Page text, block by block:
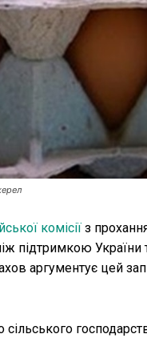
комісії з
підтримкою України
аргументує цей
сільського